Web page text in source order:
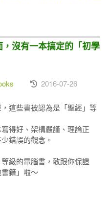
沒有一本搞定的「初學
2016-07-26
這些書被認為是「聖經」等
得好、架構嚴謹、理論正
錯誤的觀念。
級的電腦書，敢跟你保證
書籍」啦～